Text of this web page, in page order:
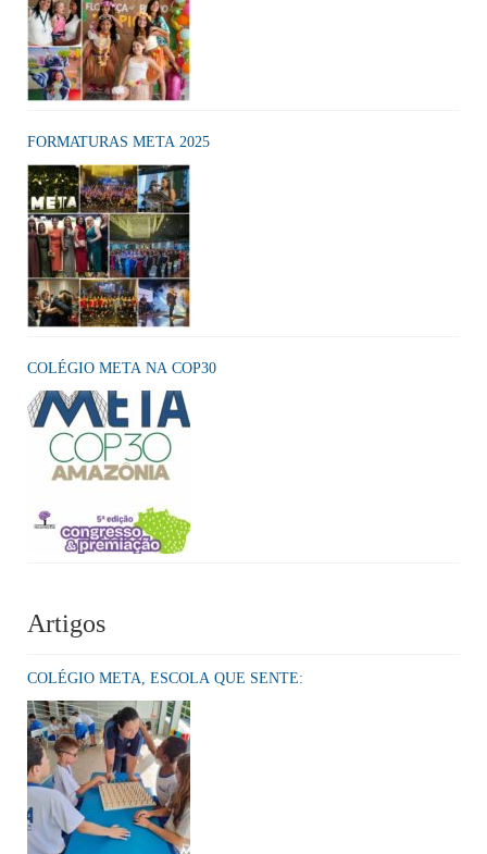
FORMATURAS META 2025
COLÉGIO META NA COP30
Artigos
COLÉGIO META, ESCOLA QUE SENTE: